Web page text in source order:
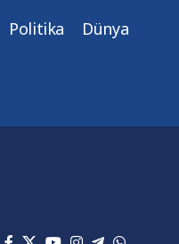
Politika Dünya